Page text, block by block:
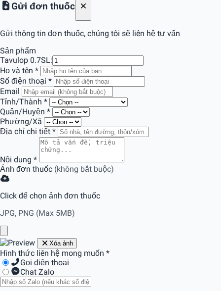
Gửi đơn thuốc
Gửi thông tin đơn thuốc, chúng tôi sẽ liên hệ tư vấn
Sản phẩm
Tavulop 0.7SL:
Họ và tên *
Số điện thoại *
Email
Tỉnh/Thành *
Quận/Huyện *
Phường/Xã
Địa chỉ chi tiết *
Nội dung *
Ảnh đơn thuốc (không bắt buộc)
Click để chọn ảnh đơn thuốc
JPG, PNG (Max 5MB)
Xóa ảnh
Hình thức liên hệ mong muốn *
Gọi điện thoại
Chat Zalo